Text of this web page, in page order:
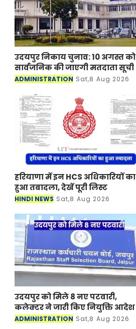
उदयपुर निकाय चुनाव: 10 अगस्त को
सार्वजनिक की जाएगी मतदाता सूची
ADMINISTRATION Sat,8 Aug 2026
हरियाणा में इन HCS अधिकारियों का
हुआ तबादला, देखें पूरी लिस्ट
HINDI NEWS Sat,8 Aug 2026
उदयपुर को मिले 8 नए पटवारी,
कलेक्टर ने जारी किए नियुक्ति आदेश
ADMINISTRATION Sat,8 Aug 2026